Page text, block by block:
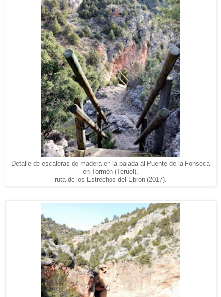
Detalle de escaleras de madera en la bajada al Puente de la Fonseca
en Tormón (Teruel),
ruta de los Estrechos del Ebrón (2017).